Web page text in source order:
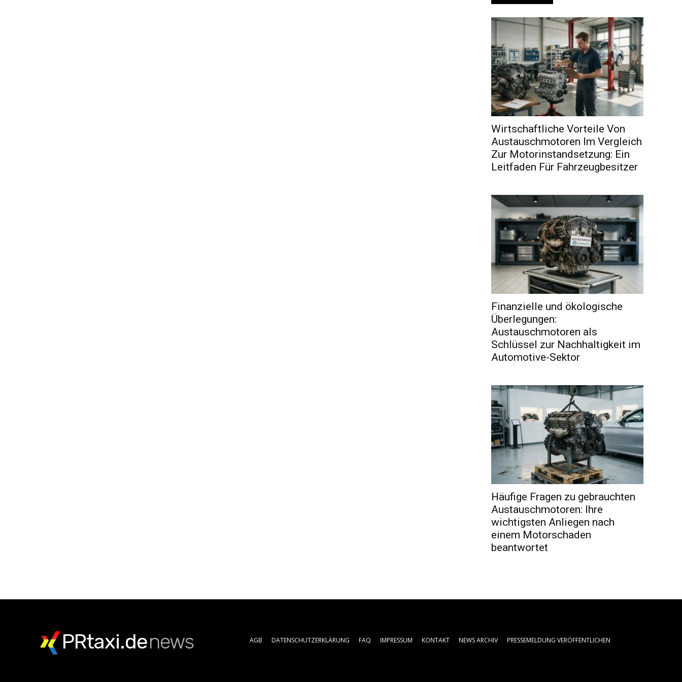
Wirtschaftliche Vorteile Von
Austauschmotoren Im Vergleich
Zur Motorinstandsetzung: Ein
Leitfaden Für Fahrzeugbesitzer
Finanzielle und ökologische
Überlegungen:
Austauschmotoren als
Schlüssel zur Nachhaltigkeit im
Automotive-Sektor
Häufige Fragen zu gebrauchten
Austauschmotoren: Ihre
wichtigsten Anliegen nach
einem Motorschaden
beantwortet
PRtaxi.denews AGB DATENSCHUTZERKLÄRUNG FAQ IMPRESSUM KONTAKT NEWS ARCHIV PRESSEMELDUNG VERÖFFENTLICHEN